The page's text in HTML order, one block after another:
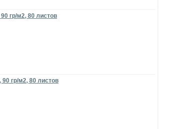
гр/м2, 80 листов
гр/м2, 80 листов